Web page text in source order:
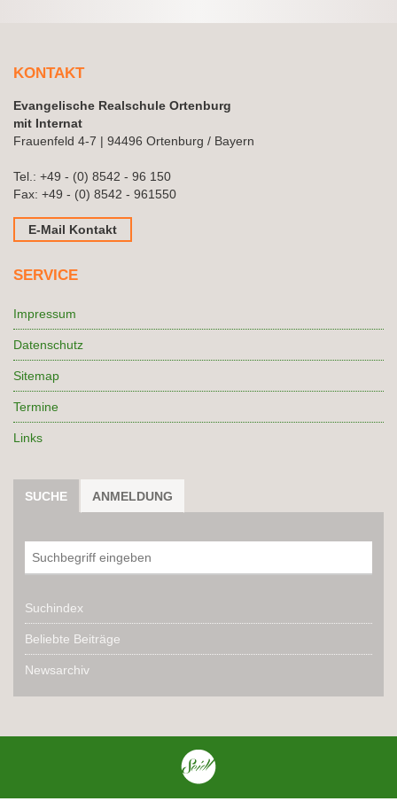
KONTAKT
Evangelische Realschule Ortenburg
mit Internat
Frauenfeld 4-7 | 94496 Ortenburg / Bayern
Tel.: +49 - (0) 8542 - 96 150
Fax: +49 - (0) 8542 - 961550
E-Mail Kontakt
SERVICE
Impressum
Datenschutz
Sitemap
Termine
Links
SUCHE ANMELDUNG
Suchindex
Beliebte Beiträge
Newsarchiv